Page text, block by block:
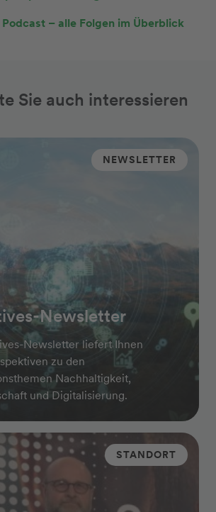
– alle Folgen im Überblick
Sie auch interessieren
NEWSLETTER
Newsletter
Newsletter liefert Ihnen
zu den
Nachhaltigkeit,
und Digitalisierung.
STANDORT